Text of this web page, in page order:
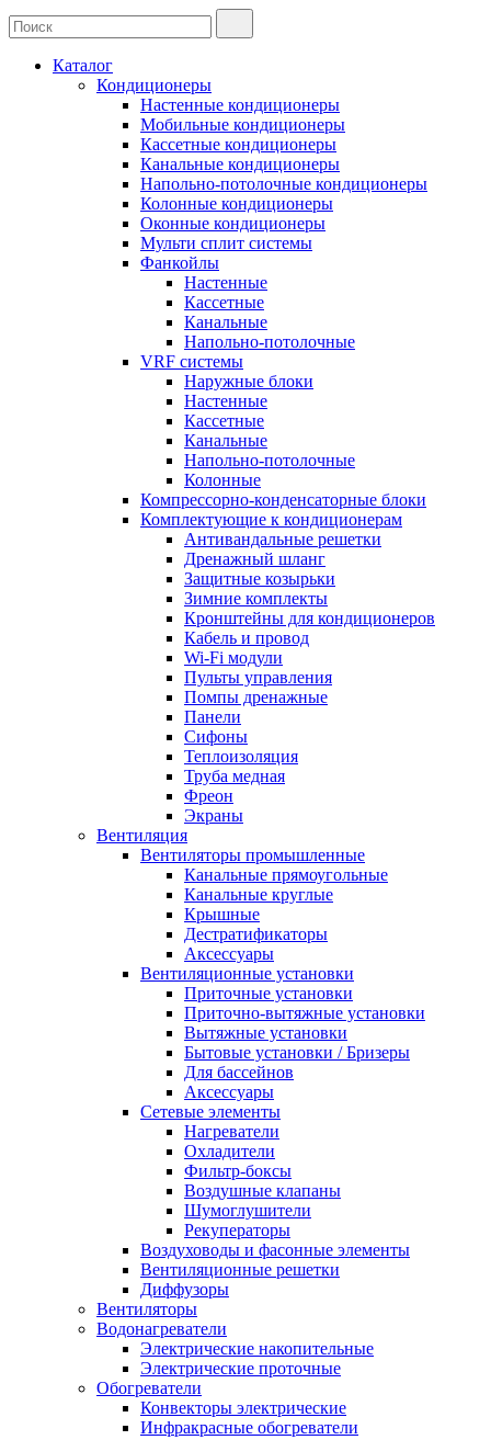
Каталог
Кондиционеры
Настенные кондиционеры
Мобильные кондиционеры
Кассетные кондиционеры
Канальные кондиционеры
Напольно-потолочные кондиционеры
Колонные кондиционеры
Оконные кондиционеры
Мульти сплит системы
Фанкойлы
Настенные
Кассетные
Канальные
Напольно-потолочные
VRF системы
Наружные блоки
Настенные
Кассетные
Канальные
Напольно-потолочные
Колонные
Компрессорно-конденсаторные блоки
Комплектующие к кондиционерам
Антивандальные решетки
Дренажный шланг
Защитные козырьки
Зимние комплекты
Кронштейны для кондиционеров
Кабель и провод
Wi-Fi модули
Пульты управления
Помпы дренажные
Панели
Сифоны
Теплоизоляция
Труба медная
Фреон
Экраны
Вентиляция
Вентиляторы промышленные
Канальные прямоугольные
Канальные круглые
Крышные
Дестратификаторы
Аксессуары
Вентиляционные установки
Приточные установки
Приточно-вытяжные установки
Вытяжные установки
Бытовые установки / Бризеры
Для бассейнов
Аксессуары
Сетевые элементы
Нагреватели
Охладители
Фильтр-боксы
Воздушные клапаны
Шумоглушители
Рекуператоры
Воздуховоды и фасонные элементы
Вентиляционные решетки
Диффузоры
Вентиляторы
Водонагреватели
Электрические накопительные
Электрические проточные
Обогреватели
Конвекторы электрические
Инфракрасные обогреватели